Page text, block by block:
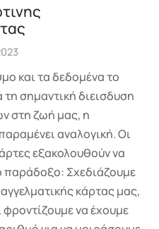
και τα δεδομένα το
σημαντική διεισδυση
στη ζωή μας, η
αναλογική. Οι
εξακολουθούν να
παράδοξο: Σχεδιάζουμε
κάρτας μας,
να έχουμε